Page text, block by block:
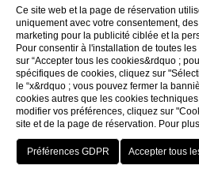
Retour aux
Porto Cervo -
S. Teresa di Gallura - Grand
Meilleur taux
HOTEL OFFERTE
Ce site web et la page de réservation
uniquement avec votre consentement,
marketing pour la publicité ciblée et la
Pour consentir à l'installation de toutes
sur “Accepter tous les cookies&rdquo ;
spécifiques de cookies, cliquez sur
le “x&rdquo ; vous pouvez fermer la
cookies autres que les cookies
modifier vos préférences, cliquez sur
site et de la page de réservation. Pour